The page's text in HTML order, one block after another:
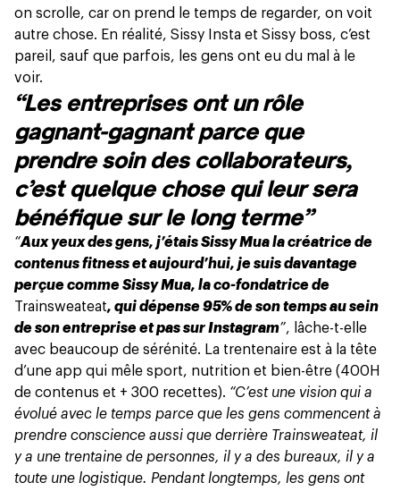
on scrolle, car on prend le temps de regarder, on voit
autre chose. En réalité, Sissy Insta et Sissy boss, c’est
pareil, sauf que parfois, les gens ont eu du mal à le
voir.
“Les entreprises ont un rôle
gagnant-gagnant parce que
prendre soin des collaborateurs,
c’est quelque chose qui leur sera
bénéfique sur le long terme”
“Aux yeux des gens, j’étais Sissy Mua la créatrice de
contenus fitness et aujourd’hui, je suis davantage
perçue comme Sissy Mua, la co-fondatrice de
Trainsweateat, qui dépense 95% de son temps au sein
de son entreprise et pas sur Instagram”, lâche-t-elle
avec beaucoup de sérénité. La trentenaire est à la tête
d’une app qui mêle sport, nutrition et bien-être (400H
de contenus et + 300 recettes). “C’est une vision qui a
évolué avec le temps parce que les gens commencent à
prendre conscience aussi que derrière Trainsweateat, il
y a une trentaine de personnes, il y a des bureaux, il y a
toute une logistique. Pendant longtemps, les gens ont